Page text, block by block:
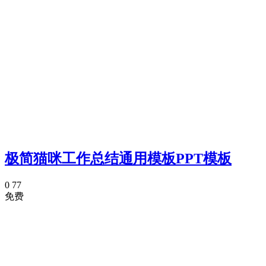
极简猫咪工作总结通用模板PPT模板
0 77
免费